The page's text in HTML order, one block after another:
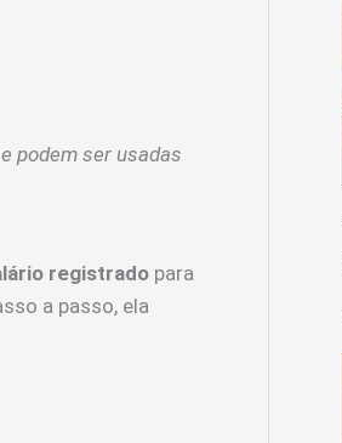
podem ser usadas
registrado para
a passo, ela